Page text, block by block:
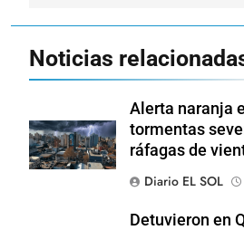
Noticias
Alerta naranja
tormentas
ráfagas de
Diario EL SOL
Detuvieron en